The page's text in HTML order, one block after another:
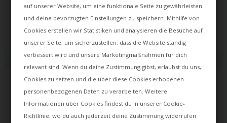
auf unserer Website, um eine funktionale Seite zu gewährleisten
und deine bevorzugten Einstellungen zu speichern. Mithilfe von
Cookies erstellen wir Statistiken und analysieren die Besuche auf
unserer Seite, um sicherzustellen, dass die Website ständig
verbessert wird und unsere Marketingmaßnahmen für dich
relevant sind. Wenn du deine Zustimmung gibst, erlaubst du uns,
Cookies zu setzen und die über diese Cookies erhobenen
personenbezogenen Daten zu verarbeiten. Weitere
Informationen über Cookies findest du in unserer Cookie-
Richtlinie, wo du auch jederzeit deine Zustimmung widerrufen
1.447,00
1.344,00PLN 10.353,00 PLN